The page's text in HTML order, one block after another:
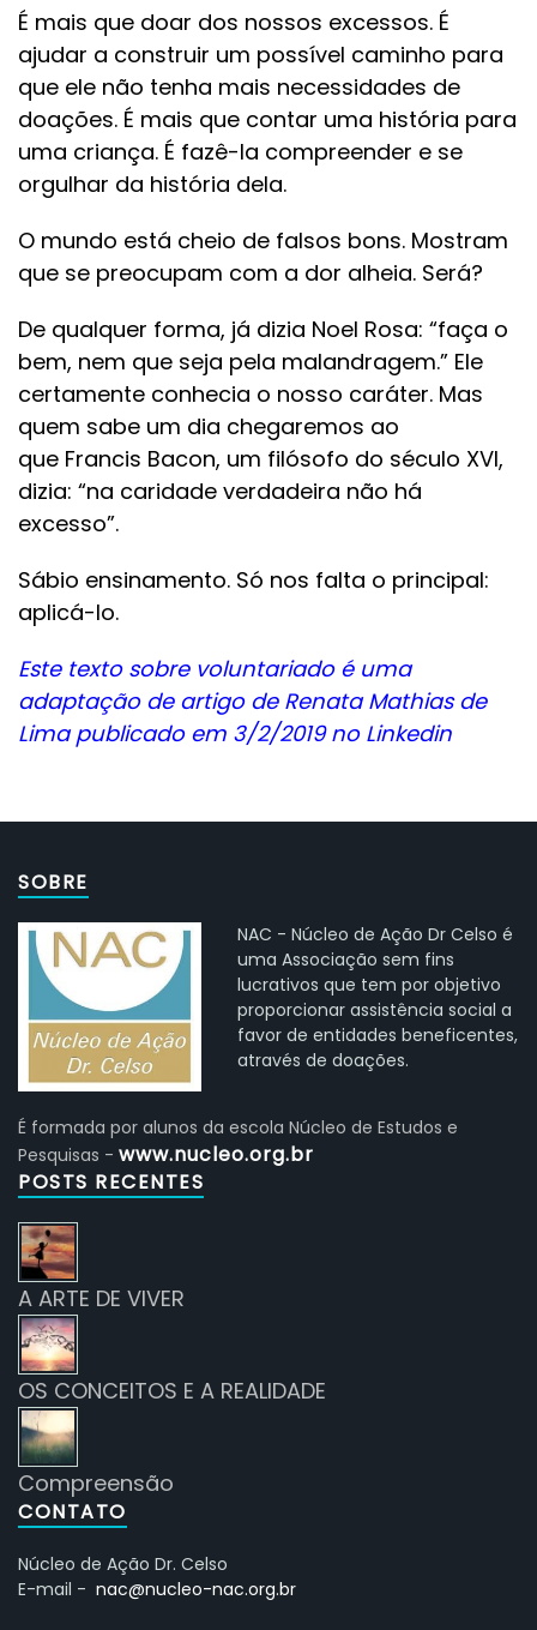
É mais que doar dos nossos excessos. É
ajudar a construir um possível caminho para
que ele não tenha mais necessidades de
doações. É mais que contar uma história para
uma criança. É fazê-la compreender e se
orgulhar da história dela.
O mundo está cheio de falsos bons. Mostram
que se preocupam com a dor alheia. Será?
De qualquer forma, já dizia Noel Rosa: “faça o
bem, nem que seja pela malandragem.” Ele
certamente conhecia o nosso caráter. Mas
quem sabe um dia chegaremos ao
que Francis Bacon, um filósofo do século XVI,
dizia: “na caridade verdadeira não há
excesso”.
Sábio ensinamento. Só nos falta o principal:
aplicá-lo.
Este texto sobre voluntariado é uma
adaptação de artigo de Renata Mathias de
Lima publicado em 3/2/2019 no Linkedin
SOBRE
NAC - Núcleo de Ação Dr Celso é
uma Associação sem fins
lucrativos que tem por objetivo
proporcionar assistência social a
favor de entidades beneficentes,
através de doações.
É formada por alunos da escola Núcleo de Estudos e
Pesquisas - www.nucleo.org.br
POSTS RECENTES
A ARTE DE VIVER
OS CONCEITOS E A REALIDADE
Compreensão
CONTATO
Núcleo de Ação Dr. Celso
E-mail - nac@nucleo-nac.org.br